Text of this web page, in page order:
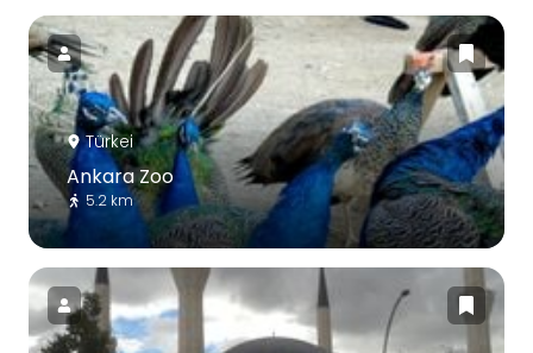
Türkei
Ankara Zoo
5.2 km